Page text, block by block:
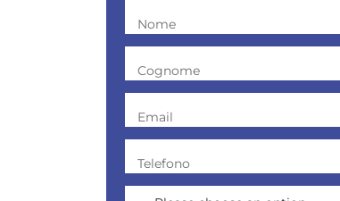
Nome
Cognome
Email
Telefono